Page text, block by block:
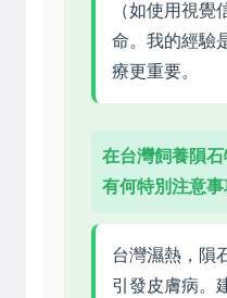
（如使用視覺
命。我的經驗
療更重要。
在台灣飼養隕
有何特別注意事
台灣濕熱，隕
引發皮膚病。